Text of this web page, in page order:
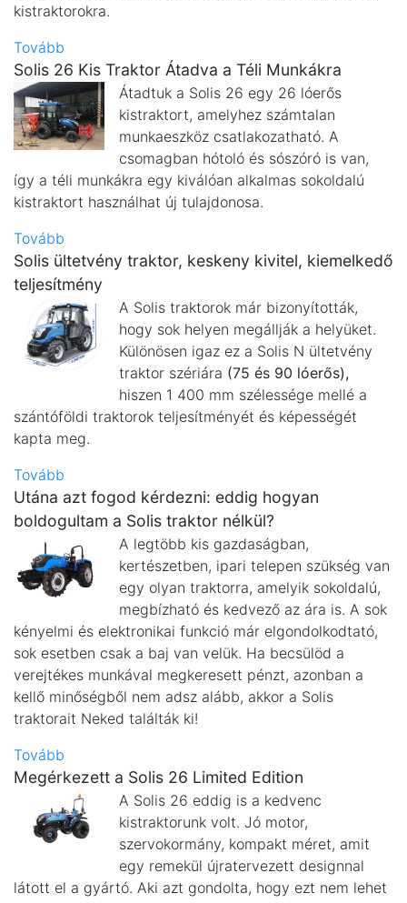
kistraktorokra.
Tovább
Solis 26 Kis Traktor Átadva a Téli Munkákra
Átadtuk a Solis 26 egy 26 lóerős
kistraktort, amelyhez számtalan
munkaeszköz csatlakozatható. A
csomagban hótoló és sószóró is van,
így a téli munkákra egy kiválóan alkalmas sokoldalú
kistraktort használhat új tulajdonosa.
Tovább
Solis ültetvény traktor, keskeny kivitel, kiemelkedő
teljesítmény
A Solis traktorok már bizonyították,
hogy sok helyen megállják a helyüket.
Különösen igaz ez a Solis N ültetvény
traktor szériára (75 és 90 lóerős),
hiszen 1 400 mm szélessége mellé a
szántóföldi traktorok teljesítményét és képességét
kapta meg.
Tovább
Utána azt fogod kérdezni: eddig hogyan
boldogultam a Solis traktor nélkül?
A legtöbb kis gazdaságban,
kertészetben, ipari telepen szükség van
egy olyan traktorra, amelyik sokoldalú,
megbízható és kedvező az ára is. A sok
kényelmi és elektronikai funkció már elgondolkodtató,
sok esetben csak a baj van velük. Ha becsülöd a
verejtékes munkával megkeresett pénzt, azonban a
kellő minőségből nem adsz alább, akkor a Solis
traktorait Neked találták ki!
Tovább
Megérkezett a Solis 26 Limited Edition
A Solis 26 eddig is a kedvenc
kistraktorunk volt. Jó motor,
szervokormány, kompakt méret, amit
egy remekül újratervezett designnal
látott el a gyártó. Aki azt gondolta, hogy ezt nem lehet